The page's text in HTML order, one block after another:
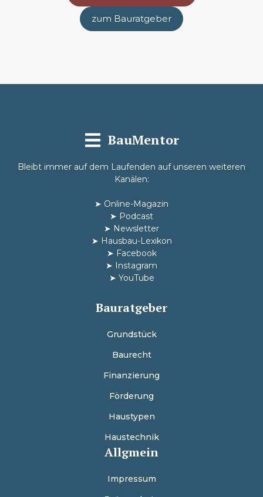
zum Bauratgeber
BauMentor
Bleibt immer auf dem Laufenden auf unseren weiteren
Kanälen:
➤ Online-Magazin
➤ Podcast
➤ Newsletter
➤ Hausbau-Lexikon
➤ Facebook
➤ Instagram
➤ YouTube
Bauratgeber
Grundstück
Baurecht
Finanzierung
Förderung
Haustypen
Haustechnik
Allgmein
Impressum